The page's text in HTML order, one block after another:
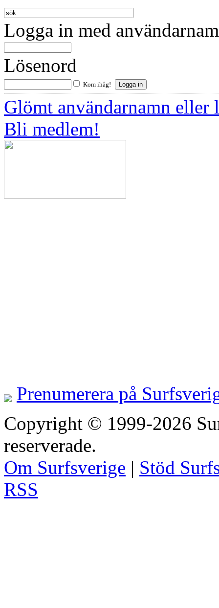
Logga in med
Lösenord
Kom ihåg!
Glömt användarnamn eller
Bli medlem!
Prenumerera på
Copyright © 1999-2026
reserverade.
Om Surfsverige | Stöd
RSS